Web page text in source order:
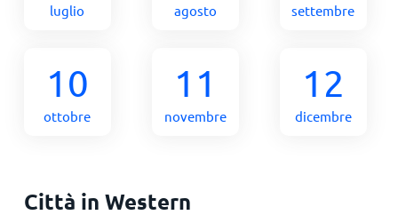
luglio agosto settembre
10
ottobre
11
novembre
12
dicembre
Città in Western